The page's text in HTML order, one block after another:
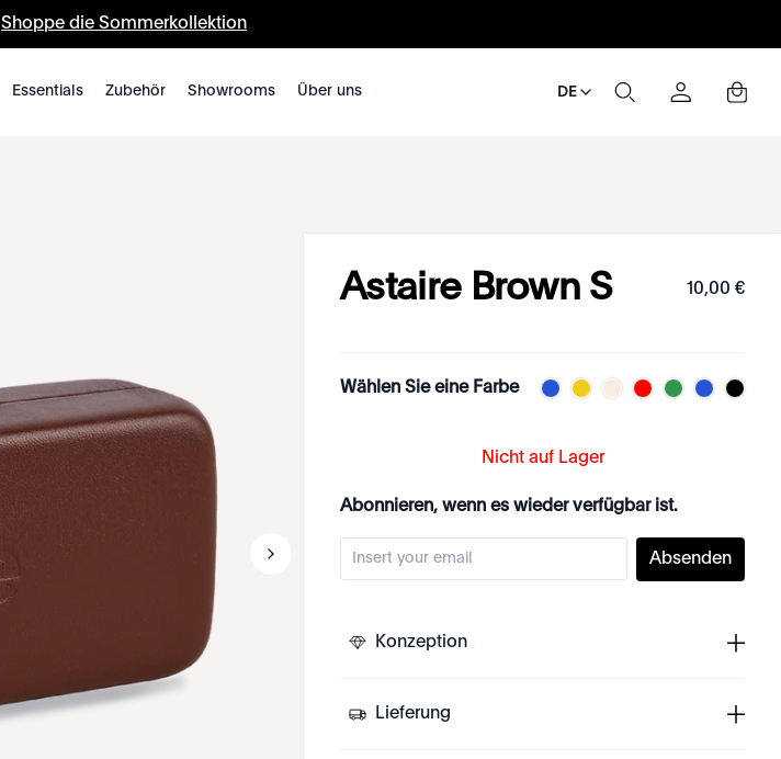
Shoppe die Sommerkollektion
Essentials Zubehör Showrooms Über uns DE
Astaire Brown S 10,00 €
Wählen Sie eine Farbe
Nicht auf Lager
Abonnieren, wenn es wieder verfügbar ist.
Absenden
Konzeption
Lieferung